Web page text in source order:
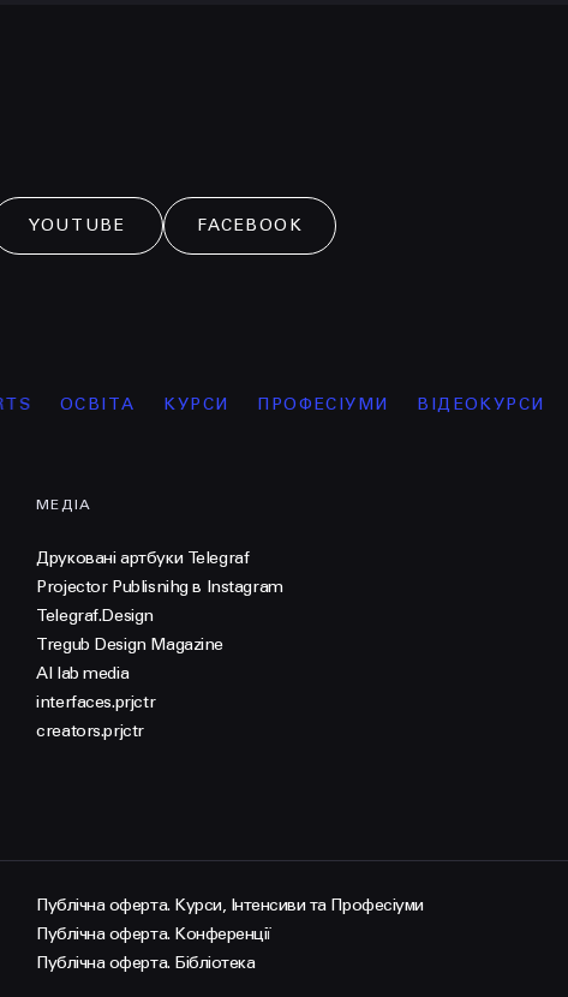
YOUTUBE FACEBOOK
ОСВІТА КУРСИ ПРОФЕСІУМИ ВІДЕОКУРСИ
МЕДІА
Друковані артбуки Telegraf
Projector Publisnihg в Instagram
Telegraf.Design
Tregub Design Magazine
AI lab media
interfaces.prjctr
creators.prjctr
Публічна оферта. Курси, Інтенсиви та Професіуми
Публічна оферта. Конференції
Публічна оферта. Бібліотека